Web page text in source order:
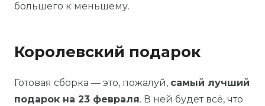
большего к меньшему.
Королевский подарок
Готовая сборка — это, пожалуй, самый лучший
подарок на 23 февраля. В ней будет всё, что